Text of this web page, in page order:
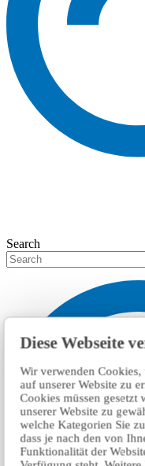
Diese Webseite
Wir verwenden
auf unserer Website zu
Cookies müssen gesetzt
unserer Website zu
welche Kategorien Sie
dass je nach den von
Funktionalität der
Search